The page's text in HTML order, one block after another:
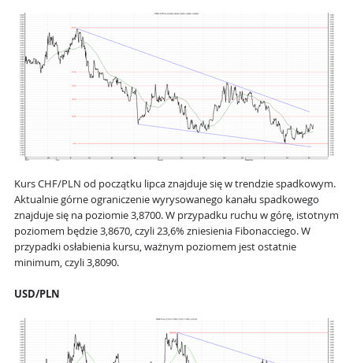
Kurs CHF/PLN od początku lipca znajduje się w trendzie spadkowym.
Aktualnie górne ograniczenie wyrysowanego kanału spadkowego
znajduje się na poziomie 3,8700. W przypadku ruchu w górę, istotnym
poziomem będzie 3,8670, czyli 23,6% zniesienia Fibonacciego. W
przypadki osłabienia kursu, ważnym poziomem jest ostatnie
minimum, czyli 3,8090.
USD/PLN